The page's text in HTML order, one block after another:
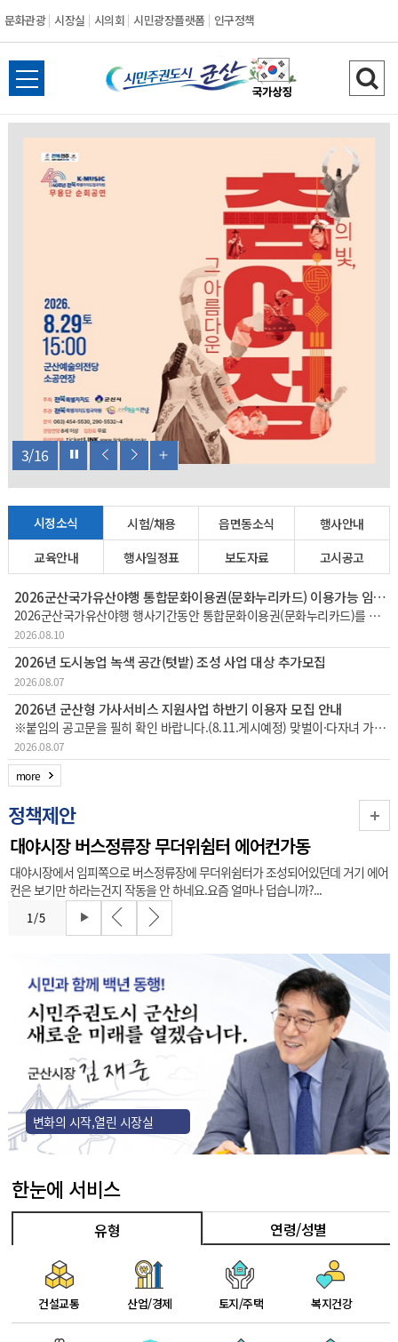
문화관광 시장실 시의회 시민광장플랫폼 인구정책
시
민
시
군
산
전
체
검
색
4/16
시정소식 시험/채용 읍면동소식
행사안내
교육안내
행사일정표 보도자료 고시공고
2026군산국가유산야행 통합문화이용권(문화누리카드) 이용가능 임시가맹점 안내
2026군산국가유산야행 행사기간동안 통합문화이용권(문화누리카드)를 이용할 수 있는 임시가맹점 51개소를 안내드립니다.※ 1~45번 : 실제 매장위치, 46~51번 (노란색표시 6군데): 해망굴일원 임시부스내에서 문화누리카드 결제가능
2026.08.10
2026년 도시농업 녹색 공간(텃밭) 조성 사업 대상 추가모집
2026.08.07
2026년 군산형 가사서비스 지원사업 하반기 이용자 모집 안내
※붙임의 공고문을 필히 확인 바랍니다.(8.11.게시예정) 맞벌이·다자녀 가정 등의 가사노동 부담을 경감하고 일·생활 균형 지원을 위한 「군산형 가사서비스 지원사업」하반기 이용자를 다음과 같이 추가 모집하오니 많은 참여 바랍니다. 1
2026.08.07
more
정책제안
대야시장 버스정류장 무더위쉼터 에어컨가동
대야시장에서 임피쪽으로 버스정류장에 무더위쉼터가 조성되어있던데 거기 에어
컨은 보기만 하라는건지 작동을 안 하네요.요즘 얼마나 덥습니까?...
1 /5
변화의 시작,열린 시장실
한눈에 서비스
유형
건설교통 산업/경제 토지/주택 복지건강
연령/성별